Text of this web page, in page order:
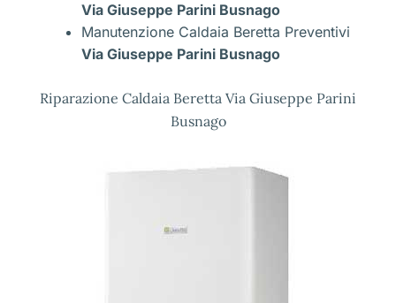
Via Giuseppe Parini Busnago
Manutenzione Caldaia Beretta Preventivi
Via Giuseppe Parini Busnago
Riparazione Caldaia Beretta Via Giuseppe Parini
Busnago